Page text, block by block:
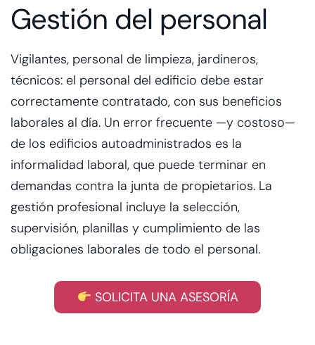
Gestión del personal
Vigilantes, personal de limpieza, jardineros,
técnicos: el personal del edificio debe estar
correctamente contratado, con sus beneficios
laborales al día. Un error frecuente —y costoso—
de los edificios autoadministrados es la
informalidad laboral, que puede terminar en
demandas contra la junta de propietarios. La
gestión profesional incluye la selección,
supervisión, planillas y cumplimiento de las
obligaciones laborales de todo el personal.
SOLICITA UNA ASESORÍA